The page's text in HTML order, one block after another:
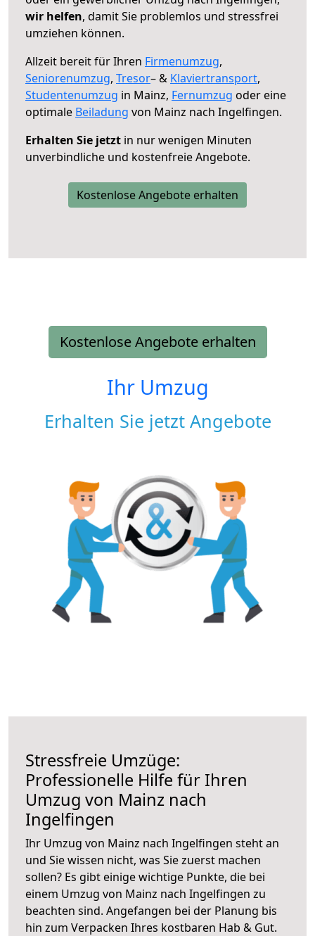
wir helfen, damit Sie problemlos und stressfrei
umziehen können.
Allzeit bereit für Ihren Firmenumzug,
Seniorenumzug, Tresor– & Klaviertransport,
Studentenumzug in Mainz, Fernumzug oder eine
optimale Beiladung von Mainz nach Ingelfingen.
Erhalten Sie jetzt in nur wenigen Minuten
unverbindliche und kostenfreie Angebote.
Kostenlose Angebote erhalten
Kostenlose Angebote erhalten
Ihr Umzug
Erhalten Sie jetzt Angebote
Stressfreie Umzüge:
Professionelle Hilfe für Ihren
Umzug von Mainz nach
Ingelfingen
Ihr Umzug von Mainz nach Ingelfingen steht an
und Sie wissen nicht, was Sie zuerst machen
sollen? Es gibt einige wichtige Punkte, die bei
einem Umzug von Mainz nach Ingelfingen zu
beachten sind. Angefangen bei der Planung bis
hin zum Verpacken Ihres kostbaren Hab & Gut.